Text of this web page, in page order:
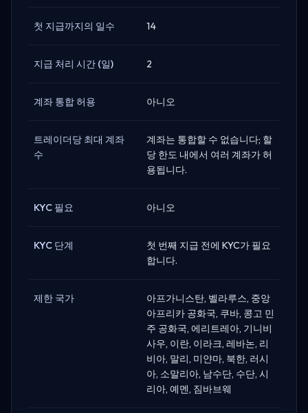
첫 지급까지의 일수 14
지급 처리 시간 (일) 2
계좌 통합 허용 아니오
트레이더당 최대 계좌
수
계좌는 통합할 수 없습니다; 할
당 한도 내에서 여러 계좌가 허
용됩니다.
KYC 필요 아니오
KYC 단계
첫 번째 지급 전에 KYC가 필요
합니다.
제한 국가
아프가니스탄, 벨라루스, 중앙
아프리카 공화국, 쿠바, 콩고 민
주 공화국, 에리트레아, 기니비
사우, 이란, 이라크, 레바논, 리
비아, 말리, 미얀마, 북한, 러시
아, 소말리아, 남수단, 수단, 시
리아, 예멘, 짐바브웨